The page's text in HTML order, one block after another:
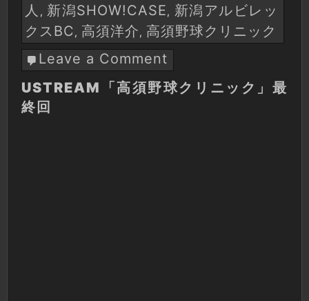
人 , 新潟SHOW!CASE, 新潟アルビレッ
クスBC, 高須洋介, 高須野球クリニック
Leave a Comment
USTREAM「高
須
USTREAM「高須野球クリニック」最
終回